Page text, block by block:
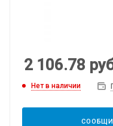
2 106.78
Нет в наличии